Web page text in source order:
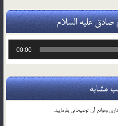
صادق علیه السلام
00:00
مشابه
وموانع آن توضيحاتي بفرماييد.